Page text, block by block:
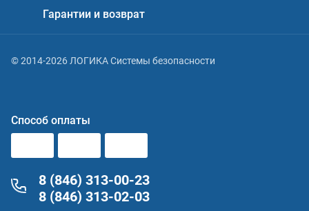
Гарантии и возврат
© 2014-2026 ЛОГИКА Системы безопасности
Способ оплаты
8 (846) 313-00-23
8 (846) 313-02-03